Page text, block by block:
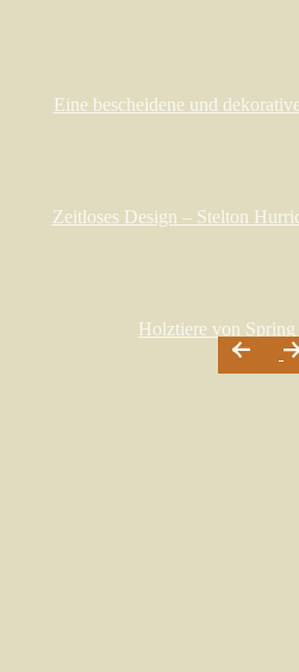
Eine bescheidene und
Zeitloses Design – Stelton
Holztiere von Spring